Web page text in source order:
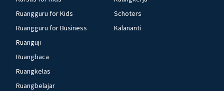
Ruangguru for Kids
Ruangguru for Business
Ruanguji
Ruangbaca
Ruangkelas
Ruangbelajar
Schoters
Kalananti